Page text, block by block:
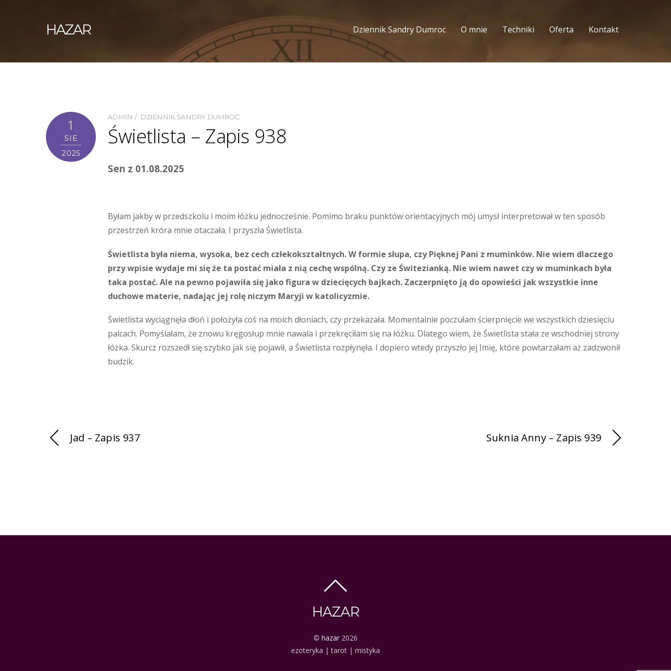
HAZAR Dziennik Sandry Dumroc O mnie Techniki Oferta Kontakt
1
SIE
2025
ADMIN DZIENNIK SANDRY DUMROC
Świetlista – Zapis 938
Sen z 01.08.2025
Byłam jakby w przedszkolu i moim łóżku jednocześnie. Pomimo braku punktów orientacyjnych mój umysł interpretował w ten sposób
przestrzeń króra mnie otaczała. I przyszła Świetlista.
Świetlista była niema, wysoka, bez cech człekokształtnych. W formie słupa, czy Pięknej Pani z muminków. Nie wiem dlaczego
przy wpisie wydaje mi się że ta postać miała z nią cechę wspólną. Czy ze Świtezianką. Nie wiem nawet czy w muminkach była
taka postać. Ale na pewno pojawiła się jako figura w dziecięcych bajkach. Zaczerpnięto ją do opowieści jak wszystkie inne
duchowe materie, nadając jej rolę niczym Maryji w katolicyzmie.
Świetlista wyciągnęła dłoń i położyła coś na moich dłoniach, czy przekazała. Momentalnie poczułam ścierpnięcie we wszystkich dziesięciu
palcach. Pomyślałam, że znowu kręgosłup mnie nawala i przekręciłam się na łóżku. Dlatego wiem, że Świetlista stała ze wschodniej strony
łóżka. Skurcz rozszedł się szybko jak się pojawił, a Świetlista rozpłynęła. I dopiero wtedy przyszło jej Imię, które powtarzałam aż zadzwonił
budzik.
Jad – Zapis 937 Suknia Anny – Zapis 939
HAZAR
© hazar 2026
ezoteryka | tarot | mistyka